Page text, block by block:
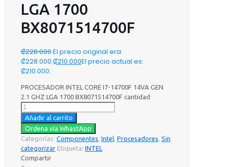
LGA 1700
BX8071514700F
₡228.000El precio original era:
₡228.000.₡210.000El precio actual es:
₡210.000.
PROCESADOR INTEL CORE I7-14700F 14VA GEN
2.1 GHZ LGA 1700 BX8071514700F cantidad
Añadir al carrito
Ordena vía WhastApp
Categorías: Componentes, Intel, Procesadores, Sin
categorizar Etiqueta: INTEL
Compartir